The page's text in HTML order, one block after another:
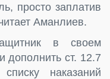
просто заплатив
Аманлиев.
в своем
дополнить ст. 12.7
наказаний